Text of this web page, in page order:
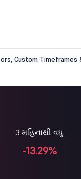
Custom
3 મહિનાથી વધુ
-13.29%